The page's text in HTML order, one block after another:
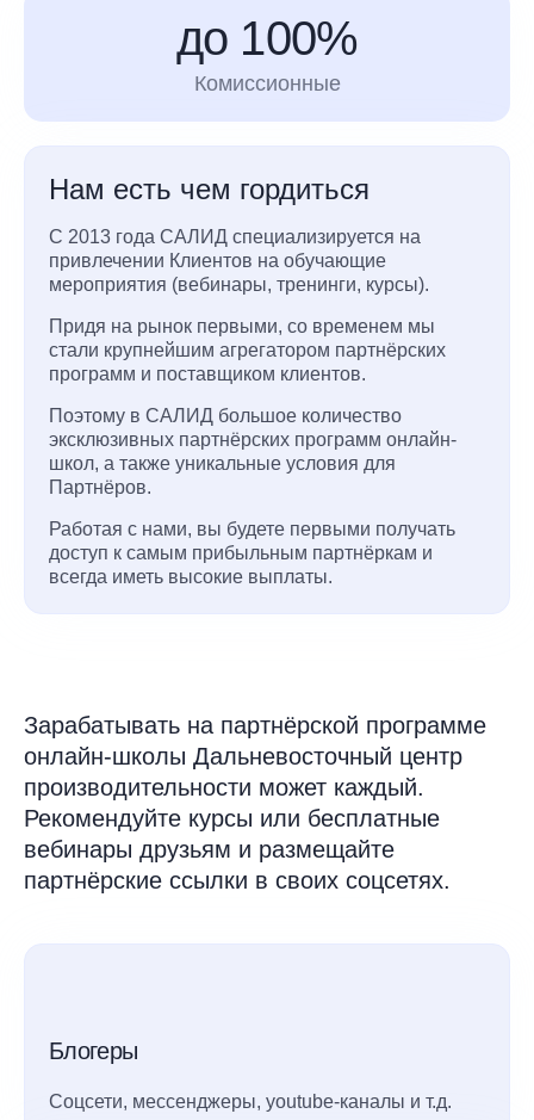
до 100%
Комиссионные
Нам есть чем гордиться
С 2013 года САЛИД специализируется на
привлечении Клиентов на обучающие
мероприятия (вебинары, тренинги, курсы).
Придя на рынок первыми, со временем мы
стали крупнейшим агрегатором партнёрских
программ и поставщиком клиентов.
Поэтому в САЛИД большое количество
эксклюзивных партнёрских программ онлайн-
школ, а также уникальные условия для
Партнёров.
Работая с нами, вы будете первыми получать
доступ к самым прибыльным партнёркам и
всегда иметь высокие выплаты.
Зарабатывать на партнёрской программе
онлайн-школы Дальневосточный центр
производительности может каждый.
Рекомендуйте курсы или бесплатные
вебинары друзьям и размещайте
партнёрские ссылки в своих соцсетях.
Блогеры
Соцсети, мессенджеры, youtube-каналы и т.д.